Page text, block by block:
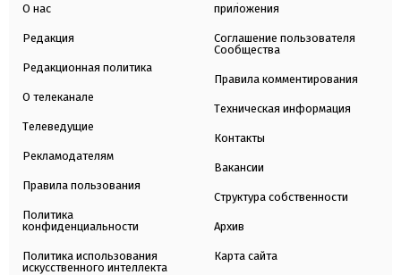
О нас
Редакция
Редакционная политика
О телеканале
Телеведущие
Рекламодателям
Правила пользования
Политика
конфиденциальности
Политика использования
искусственного интеллекта
приложения
Соглашение пользователя
Сообщества
Правила комментирования
Техническая информация
Контакты
Вакансии
Структура собственности
Архив
Карта сайта